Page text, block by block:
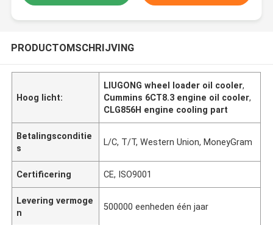
PRODUCTOMSCHRIJVING
Hoog licht:
LIUGONG wheel loader oil cooler,
Cummins 6CT8.3 engine oil cooler,
CLG856H engine cooling part
Betalingsconditie
s
L/C, T/T, Western Union, MoneyGram
Certificering CE, ISO9001
Levering vermoge
n
500000 eenheden één jaar